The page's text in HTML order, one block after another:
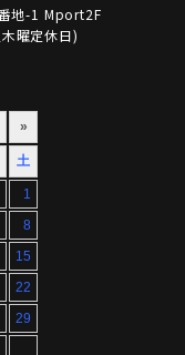
地-1 Mport2F
曜定休日)